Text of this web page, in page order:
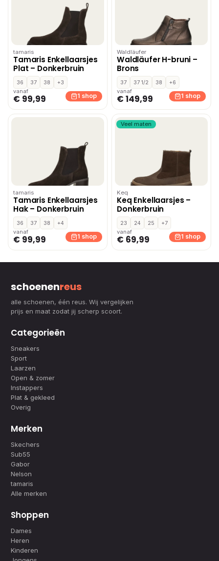
tamaris
Tamaris Enkellaarsjes
Plat – Donkerbruin
36 37 38
+3
vanaf
€ 99,99 1 shop
Waldläufer
Waldläufer H-bruni –
Brons
37 37 1/2 38
+6
vanaf
€ 149,99 1 shop
tamaris
Tamaris Enkellaarsjes
Hak – Donkerbruin
36 37 38
+4
vanaf
€ 99,99 1 shop
Veel maten
Keq
Keq Enkellaarsjes –
Donkerbruin
23 24 25
+7
vanaf
€ 69,99 1 shop
schoenenreus
alle schoenen, één reus. Wij vergelijken
prijs en maat zodat jij scherp scoort.
Categorieën
Sneakers
Sport
Laarzen
Open & zomer
Instappers
Plat & gekleed
Overig
Merken
Skechers
Sub55
Gabor
Nelson
tamaris
Alle merken
Shoppen
Dames
Heren
Kinderen